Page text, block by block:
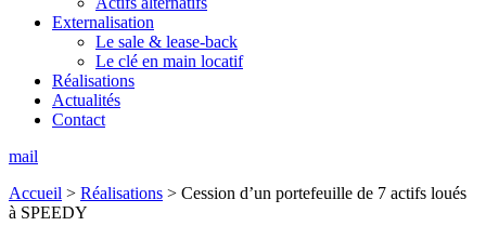
Externalisation
Le sale & lease-back
Le clé en main locatif
Réalisations
Actualités
Contact
mail
Accueil > Réalisations > Cession d’un portefeuille de 7 actifs loués
à SPEEDY